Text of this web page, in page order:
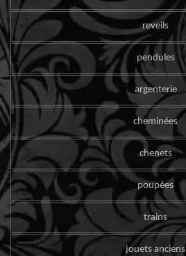
reveils
pendules
argenterie
cheminées
chenets
poupées
trains
jouets anciens